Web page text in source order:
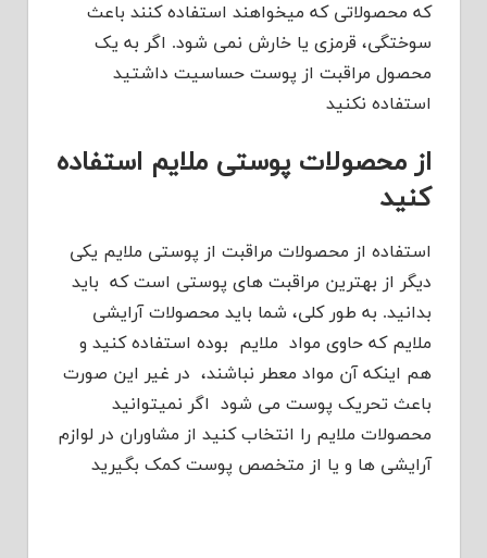
که محصولاتی که میخواهند استفاده کنند باعث
سوختگی، قرمزی یا خارش نمی شود. اگر به یک
محصول مراقبت از پوست حساسیت داشتید
استفاده نکنید
از محصولات پوستی ملایم استفاده
کنید
استفاده از محصولات مراقبت از پوستی ملایم یکی
دیگر از بهترین مراقبت های پوستی است که باید
بدانید. به طور کلی، شما باید محصولات آرایشی
ملایم که حاوی مواد ملایم بوده استفاده کنید و
هم اینکه آن مواد معطر نباشند، در غیر این صورت
باعث تحریک پوست می شود اگر نمیتوانید
محصولات ملایم را انتخاب کنید از مشاوران در لوازم
آرایشی ها و یا از متخصص پوست کمک بگیرید